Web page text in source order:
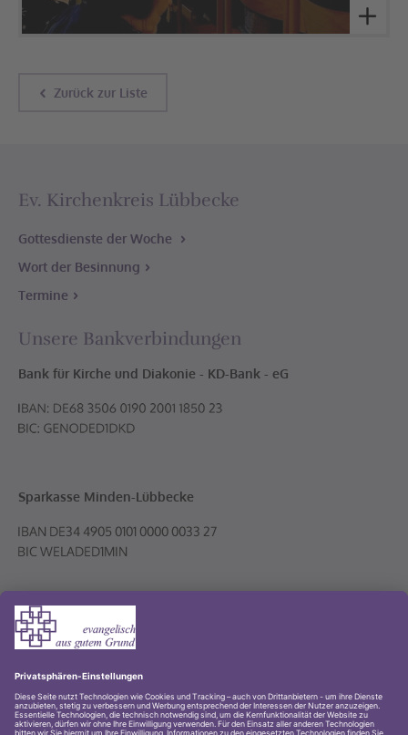
Zurück zur Liste
Ev. Kirchenkreis Lübbecke
Gottesdienste der Woche
Wort der Besinnung
Termine
Unsere Bankverbindungen
Bank für Kirche und Diakonie - KD-Bank - eG
Sparkasse Minden-Lübbecke
Volksbank PLUS eG